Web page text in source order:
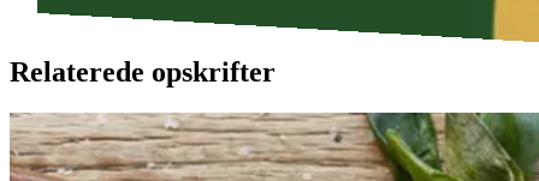
Relaterede opskrifter
CatalanskCatalansk